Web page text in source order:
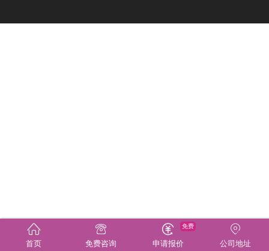
首页 免费咨询 申请报价
免费
公司地址